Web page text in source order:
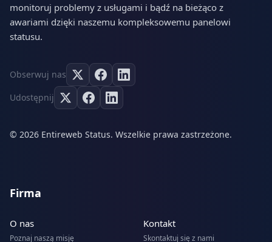
monitoruj problemy z usługami i bądź na bieżąco z
awariami dzięki naszemu kompleksowemu panelowi
statusu.
Obserwuj nas
Udostępnij
© 2026 Entireweb Status. Wszelkie prawa zastrzeżone.
Firma
O nas
Poznaj naszą misję
Kontakt
Skontaktuj się z nami